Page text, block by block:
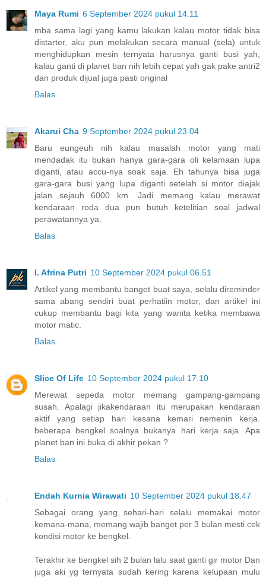
Maya Rumi 6 September 2024 pukul 14.11
mba sama lagi yang kamu lakukan kalau motor tidak bisa
distarter, aku pun melakukan secara manual (sela) untuk
menghidupkan mesin ternyata harusnya ganti busi yah,
kalau ganti di planet ban nih lebih cepat yah gak pake antri2
dan produk dijual juga pasti original
Balas
Akarui Cha 9 September 2024 pukul 23.04
Baru eungeuh nih kalau masalah motor yang mati
mendadak itu bukan hanya gara-gara oli kelamaan lupa
diganti, atau accu-nya soak saja. Eh tahunya bisa juga
gara-gara busi yang lupa diganti setelah si motor diajak
jalan sejauh 6000 km. Jadi memang kalau merawat
kendaraan roda dua pun butuh ketelitian soal jadwal
perawatannya ya.
Balas
I. Afrina Putri 10 September 2024 pukul 06.51
Artikel yang membantu banget buat saya, selalu direminder
sama abang sendiri buat perhatiin motor, dan artikel ini
cukup membantu bagi kita yang wanita ketika membawa
motor matic.
Balas
Slice Of Life 10 September 2024 pukul 17.10
Merewat sepeda motor memang gampang-gampang
susah. Apalagi jikakendaraan itu merupakan kendaraan
aktif yang setiap hari kesana kemari nemenin kerja.
beberapa bengkel soalnya bukanya hari kerja saja. Apa
planet ban ini buka di akhir pekan ?
Balas
Endah Kurnia Wirawati 10 September 2024 pukul 18.47
Sebagai orang yang sehari-hari selalu memakai motor
kemana-mana, memang wajib banget per 3 bulan mesti cek
kondisi motor ke bengkel.
Terakhir ke bengkel sih 2 bulan lalu saat ganti gir motor Dan
juga aki yg ternyata sudah kering karena kelupaan mulu